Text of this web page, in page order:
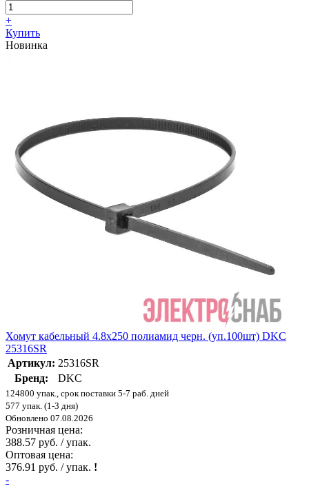
+
Купить
Новинка
Хомут кабельный 4.8х250 полиамид черн. (уп.100шт) DKC
25316SR
Артикул: 25316SR
Бренд:
DKC
124800 упак., срок поставки 5-7 раб. дней
577 упак. (1-3 дня)
Обновлено 07.08.2026
Розничная цена:
388.57 руб. / упак.
Оптовая цена:
376.91 руб. / упак. !
-